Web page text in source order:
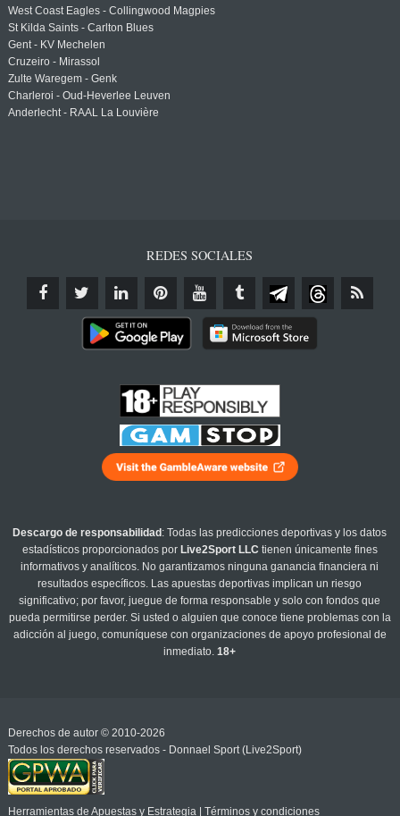
West Coast Eagles - Collingwood Magpies
St Kilda Saints - Carlton Blues
Gent - KV Mechelen
Cruzeiro - Mirassol
Zulte Waregem - Genk
Charleroi - Oud-Heverlee Leuven
Anderlecht - RAAL La Louvière
REDES SOCIALES
Descargo de responsabilidad : Todas las predicciones deportivas y los datos
estadísticos proporcionados por Live2Sport LLC tienen únicamente fines
informativos y analíticos. No garantizamos ninguna ganancia financiera ni
resultados específicos. Las apuestas deportivas implican un riesgo
significativo; por favor, juegue de forma responsable y solo con fondos que
pueda permitirse perder. Si usted o alguien que conoce tiene problemas con la
adicción al juego, comuníquese con organizaciones de apoyo profesional de
inmediato.18+
Derechos de autor © 2010-2026
Todos los derechos reservados - Donnael Sport (Live2Sport)
Herramientas de Apuestas y Estrategia| Términos y condiciones